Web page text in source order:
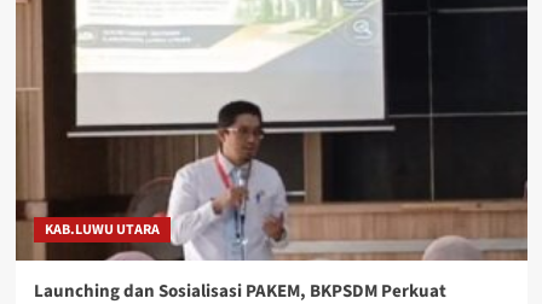
KAB.LUWU UTARA
Launching dan Sosialisasi PAKEM, BKPSDM Perkuat